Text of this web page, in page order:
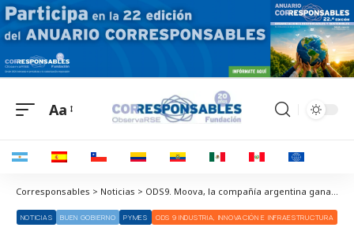
Aa
Corresponsables > Noticias > ODS9. Moova, la compañía argentina ganadora del G20 Innovation Network 2022
NOTICIAS BUEN GOBIERNO PYMES ODS 9 INDUSTRIA, INNOVACIÓN E INFRAESTRUCTURA